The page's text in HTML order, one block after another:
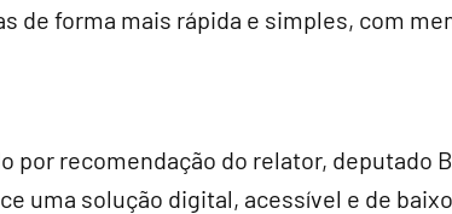
de forma mais rápida e simples, com
por recomendação do relator, deputado
uma solução digital, acessível e de